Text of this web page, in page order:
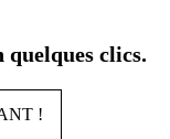
quelques clics.
!